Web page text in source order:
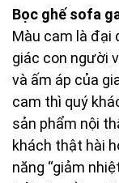
Bọc ghế sofa
Màu cam là đại
giác con người
và ấm áp của
cam thì quý
sản phẩm nội
khách thật hài
năng “giảm